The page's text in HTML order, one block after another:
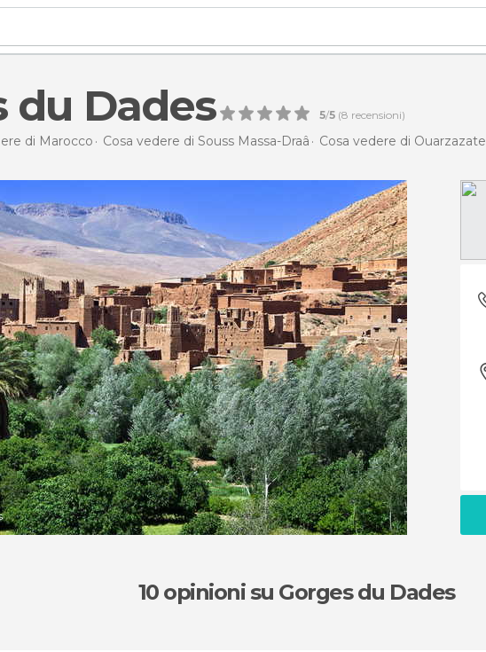
du Dades 5/5 (8 recensioni)
di Marocco Cosa vedere di Souss Massa-Draâ Cosa vedere di Ouarzazate
10 opinioni su Gorges du Dades